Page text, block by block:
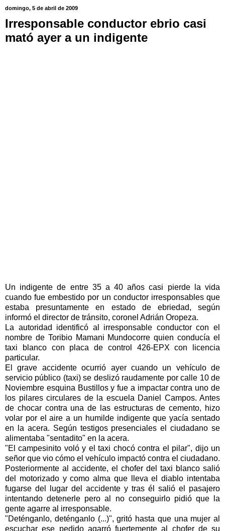
domingo, 5 de abril de 2009
Irresponsable conductor ebrio casi
mató ayer a un indigente
Un indigente de entre 35 a 40 años casi pierde la vida
cuando fue embestido por un conductor irresponsables que
estaba presuntamente en estado de ebriedad, según
informó el director de tránsito, coronel Adrián Oropeza.
La autoridad identificó al irresponsable conductor con el
nombre de Toribio Mamani Mundocorre quien conducía el
taxi blanco con placa de control 426-EPX con licencia
particular.
El grave accidente ocurrió ayer cuando un vehículo de
servicio público (taxi) se deslizó raudamente por calle 10 de
Noviembre esquina Bustillos y fue a impactar contra uno de
los pilares circulares de la escuela Daniel Campos. Antes
de chocar contra una de las estructuras de cemento, hizo
volar por el aire a un humilde indigente que yacía sentado
en la acera. Según testigos presenciales el ciudadano se
alimentaba "sentadito" en la acera.
"El campesinito voló y el taxi chocó contra el pilar", dijo un
señor que vio cómo el vehículo impactó contra el ciudadano.
Posteriormente al accidente, el chofer del taxi blanco salió
del motorizado y como alma que lleva el diablo intentaba
fugarse del lugar del accidente y tras él salió el pasajero
intentando detenerle pero al no conseguirlo pidió que la
gente agarre al irresponsable.
"Deténganlo, deténganlo (...)", gritó hasta que una mujer al
escuchar ese pedido agarró fuertemente al chofer de su